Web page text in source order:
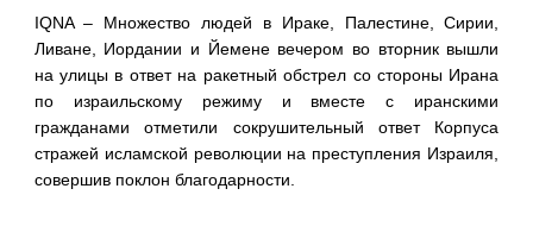
IQNA – Множество людей в Ираке, Палестине, Сирии,
Ливане, Иордании и Йемене вечером во вторник вышли
на улицы в ответ на ракетный обстрел со стороны Ирана
по израильскому режиму и вместе с иранскими
гражданами отметили сокрушительный ответ Корпуса
стражей исламской революции на преступления Израиля,
совершив поклон благодарности.